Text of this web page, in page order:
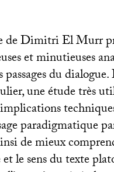
de Dimitri El Murr
et minutieuses
du
une étude très
paradigmatique
de mieux
le sens du texte